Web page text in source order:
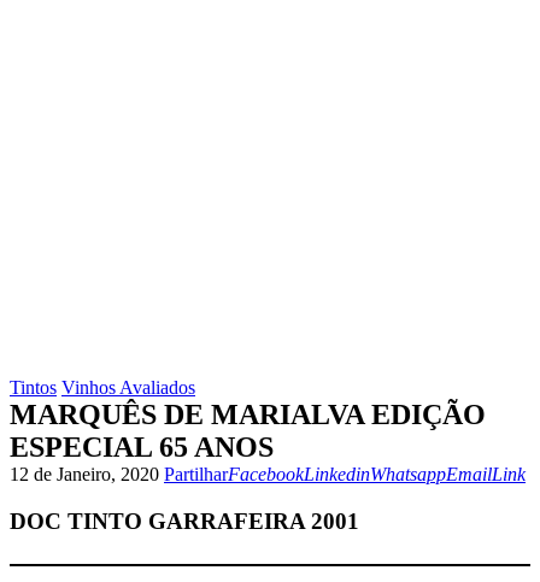
Tintos Vinhos Avaliados
MARQUÊS DE MARIALVA EDIÇÃO
ESPECIAL 65 ANOS
12 de Janeiro, 2020 PartilharFacebook
FacebookLinkedin
LinkedinWhatsapp
WhatsappEmail
EmailCopy
Link
DOC TINTO GARRAFEIRA 2001